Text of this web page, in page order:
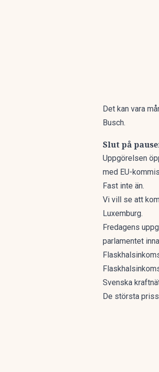
Det kan vara
Busch.
Slut på
Uppgörelsen
med EU-
Fast inte än.
Vi vill se att
Luxemburg.
Fredagens
parlamentet
Svenska
De största